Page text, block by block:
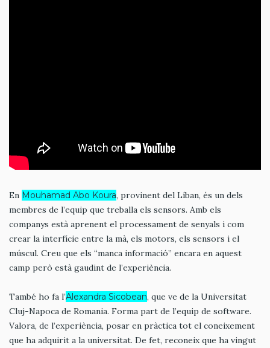
En Mouhamad Abo Koura, provinent del Líban, és un dels
membres de l’equip que treballa els sensors. Amb els
companys està aprenent el processament de senyals i com
crear la interfície entre la mà, els motors, els sensors i el
múscul. Creu que els “manca informació” encara en aquest
camp però està gaudint de l’experiència.
També ho fa l’Alexandra Sicobean, que ve de la Universitat
Cluj-Napoca de Romania. Forma part de l’equip de software.
Valora, de l’experiència, posar en pràctica tot el coneixement
que ha adquirit a la universitat. De fet, reconeix que ha vingut